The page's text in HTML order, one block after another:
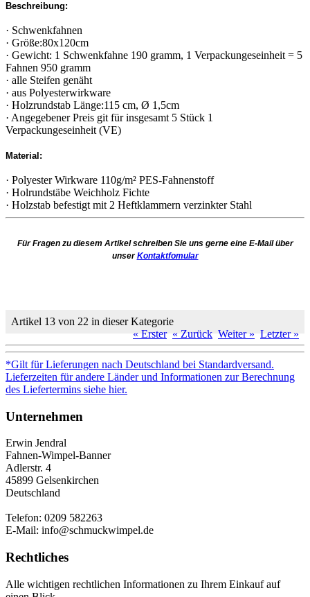
Beschreibung:
· Schwenkfahnen
· Größe:80x120cm
· Gewicht: 1 Schwenkfahne 190 gramm, 1 Verpackungeseinheit = 5
Fahnen 950 gramm
· alle Steifen genäht
· aus Polyesterwirkware
· Holzrundstab Länge:115 cm, Ø 1,5cm
· Angegebener Preis git für insgesamt 5 Stück 1
Verpackungeseinheit (VE)
Material:
· Polyester Wirkware 110g/m² PES-Fahnenstoff
· Holrundstäbe Weichholz Fichte
· Holzstab befestigt mit 2 Heftklammern verzinkter Stahl
Für Fragen zu diesem Artikel schreiben Sie uns gerne eine E-Mail über
unserKontaktfomular
Artikel 13 von 22 in dieser Kategorie
« Erster « Zurück Weiter » Letzter »
*Gilt für Lieferungen nach Deutschland bei Standardversand.
Lieferzeiten für andere Länder und Informationen zur Berechnung
des Liefertermins siehe hier.
Unternehmen
Erwin Jendral
Fahnen-Wimpel-Banner
Adlerstr. 4
45899 Gelsenkirchen
Deutschland
Telefon: 0209 582263
E-Mail: info@schmuckwimpel.de
Rechtliches
Alle wichtigen rechtlichen Informationen zu Ihrem Einkauf auf